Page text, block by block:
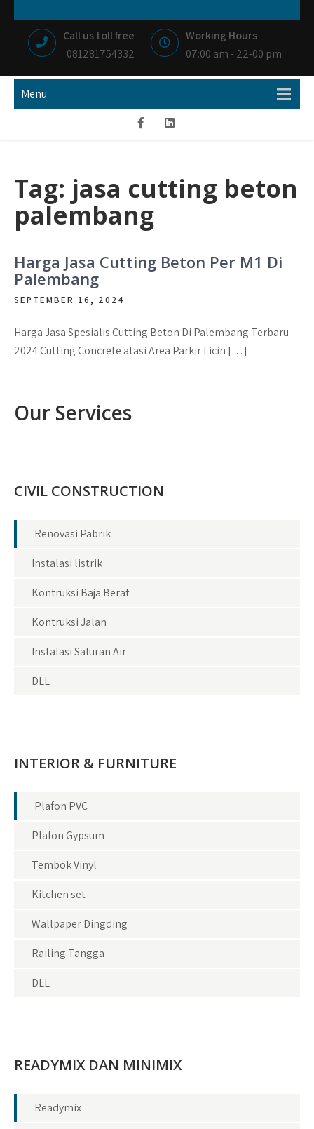
content
NIAGA BETON
MEMBANGUN NEGRI DENGAN IKHLAS HATI
Call us toll free
081281754332
Working Hours
07:00 am - 22-00 pm
Menu
Tag: jasa cutting beton
palembang
Harga Jasa Cutting Beton Per M1 Di
Palembang
SEPTEMBER 16, 2024
Harga Jasa Spesialis Cutting Beton Di Palembang Terbaru
2024 Cutting Concrete atasi Area Parkir Licin […]
Our Services
CIVIL CONSTRUCTION
Renovasi Pabrik
Instalasi listrik
Kontruksi Baja Berat
Kontruksi Jalan
Instalasi Saluran Air
DLL
INTERIOR & FURNITURE
Plafon PVC
Plafon Gypsum
Tembok Vinyl
Kitchen set
Wallpaper Dingding
Railing Tangga
DLL
READYMIX DAN MINIMIX
Readymix